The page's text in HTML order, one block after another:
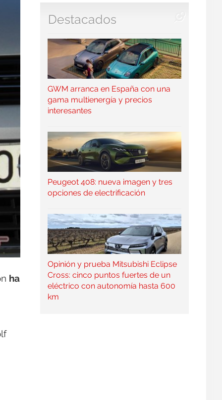
ha
Destacados
GWM arranca en España con una
gama multienergía y precios
interesantes
Peugeot 408: nueva imagen y tres
opciones de electrificación
Opinión y prueba Mitsubishi Eclipse
Cross: cinco puntos fuertes de un
eléctrico con autonomía hasta 600
km